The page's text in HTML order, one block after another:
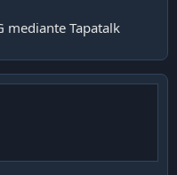
mediante Tapatalk